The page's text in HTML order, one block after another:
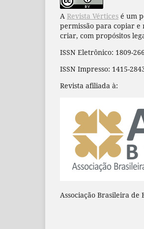
A Revista Vértices é um
permissão para copiar
criar, com propósitos
ISSN Eletrônico: 1809-
ISSN Impresso: 1415-
Revista afiliada à:
Associação Brasileira de